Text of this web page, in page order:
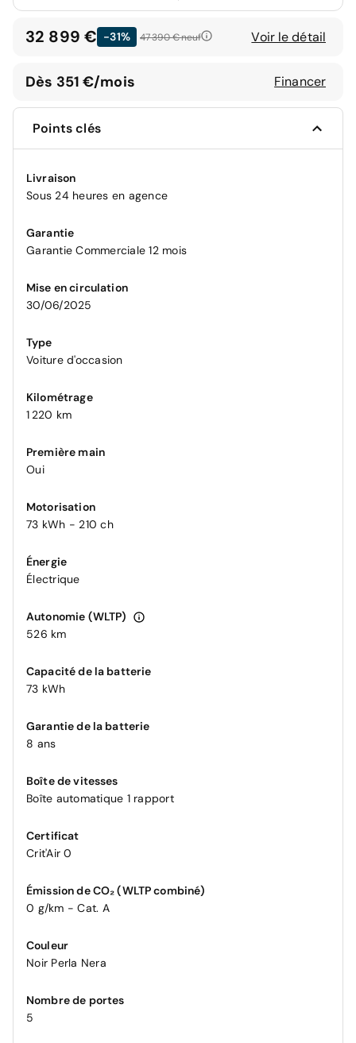
32 899 € -31% 47 390 €neuf Voir le détail
Dès 351 €/mois Financer
Points clés
Livraison
Sous 24 heures en agence
Garantie
Garantie Commerciale 12 mois
Mise en circulation
30/06/2025
Type
Voiture d'occasion
Kilométrage
1 220 km
Première main
Oui
Motorisation
73 kWh - 210 ch
Énergie
Électrique
Autonomie (WLTP)
526 km
Capacité de la batterie
73 kWh
Garantie de la batterie
8 ans
Boîte de vitesses
Boîte automatique 1 rapport
Certificat
Crit'Air 0
Émission de CO₂ (WLTP combiné)
0 g/km - Cat. A
Couleur
Noir Perla Nera
Nombre de portes
5